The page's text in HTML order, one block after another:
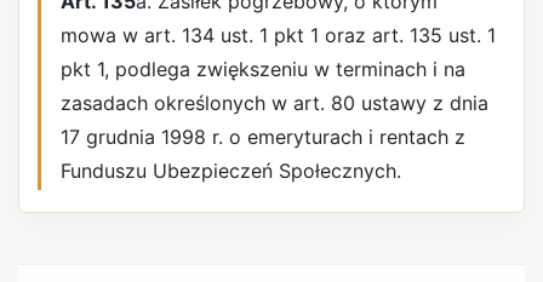
mowa w art. 134 ust. 1 pkt 1 oraz art. 135 ust. 1
pkt 1, podlega zwiększeniu w terminach i na
zasadach określonych w art. 80 ustawy z dnia
17 grudnia 1998 r. o emeryturach i rentach z
Funduszu Ubezpieczeń Społecznych.